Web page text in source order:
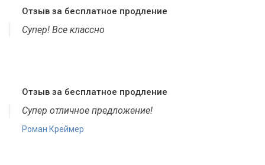
Отзыв за бесплатное продление
Супер! Все классно
Отзыв за бесплатное продление
Супер отличное предложение!
Роман Креймер